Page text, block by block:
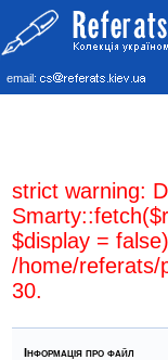
email:
strict warning:
$display =
/home/referats/
30.
Інформація про файл